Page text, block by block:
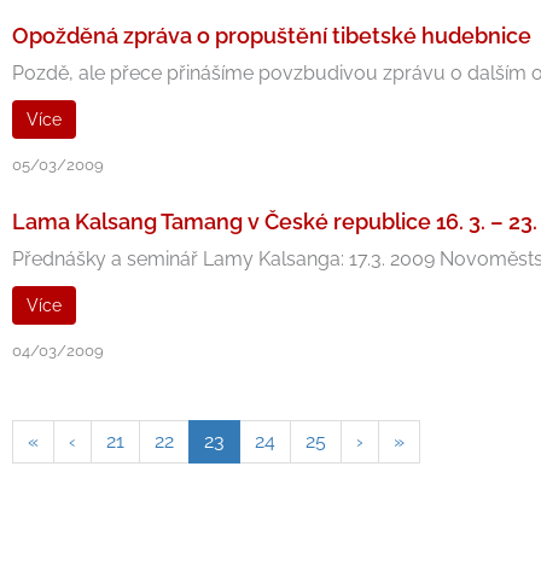
Opožděná zpráva o propuštění tibetské hudebnice
Pozdě, ale přece přinášíme povzbudivou zprávu o dalším
Více
05/03/2009
Lama Kalsang Tamang v České republice 16. 3. –
Přednášky a seminář Lamy Kalsanga: 17.3. 2009
Více
04/03/2009
« ‹ 21 22 23 24 25 › »